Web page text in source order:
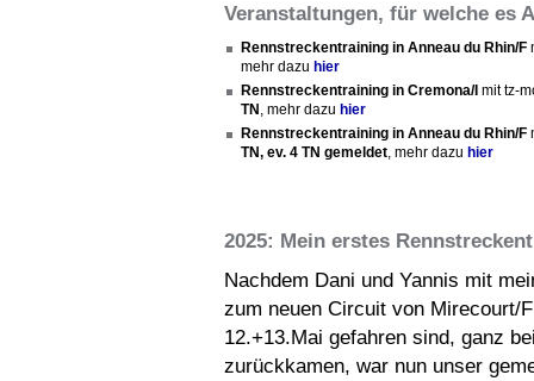
Veranstaltungen, für welche es
Rennstreckentraining in Anneau du Rhin/F
mehr dazu hier
Rennstreckentraining in Cremona/I mit tz-
TN , mehr dazu hier
Rennstreckentraining in Anneau du Rhin/F
TN, ev. 4 TN gemeldet, mehr dazu hier
2025: Mein erstes
Nachdem Dani und Yannis mit
zum neuen Circuit von Mirecourt/
12.+13.Mai gefahren sind, ganz
zurückkamen, war nun unser